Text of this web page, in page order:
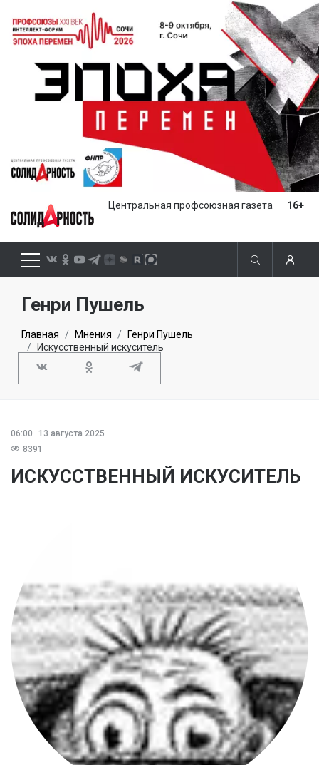
Центральная профсоюзная газета 16+
Генри Пушель
Главная Мнения
Генри Пушель
Искусственный искуситель
06:00
13 августа 2025
8391
ИСКУССТВЕННЫЙ ИСКУСИТЕЛЬ